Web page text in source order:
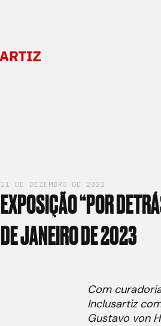
21 DE DEZEMBRO DE 2022
EXPOSIÇÃO“POR
DEJANEIRODE2023
Com
Inclusartiz
Gustavo von